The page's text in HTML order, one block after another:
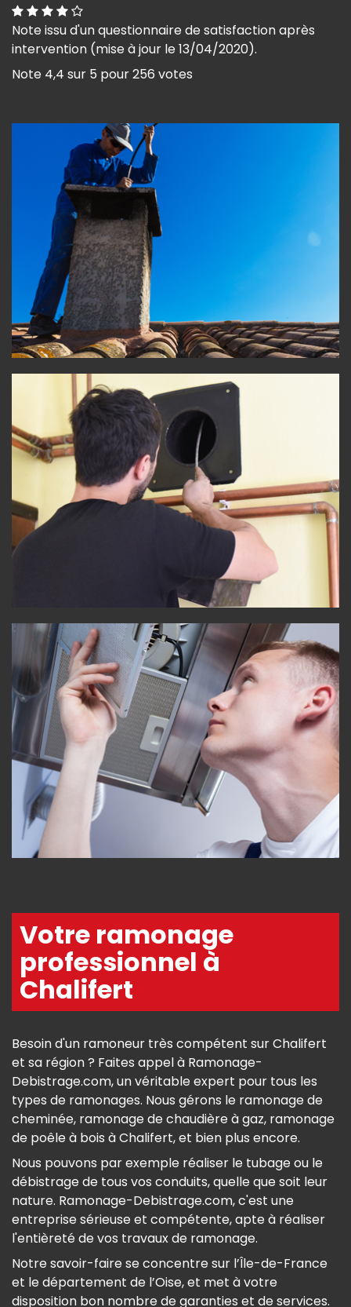
Note issu d'un questionnaire de satisfaction après
intervention (mise à jour le 13/04/2020).
Note 4,4 sur 5 pour256 votes
Votre ramonage
professionnel à
Chalifert
Besoin d'un ramoneur très compétent sur Chalifert
et sa région ? Faites appel à Ramonage-
Debistrage.com, un véritable expert pour tous les
types de ramonages. Nous gérons le ramonage de
cheminée, ramonage de chaudière à gaz, ramonage
de poêle à bois à Chalifert, et bien plus encore.
Nous pouvons par exemple réaliser le tubage ou le
débistrage de tous vos conduits, quelle que soit leur
nature. Ramonage-Debistrage.com, c'est une
entreprise sérieuse et compétente, apte à réaliser
l'entièreté de vos travaux de ramonage.
Notre savoir-faire se concentre sur l’Île-de-France
et le département de l’Oise, et met à votre
disposition bon nombre de garanties et de services.